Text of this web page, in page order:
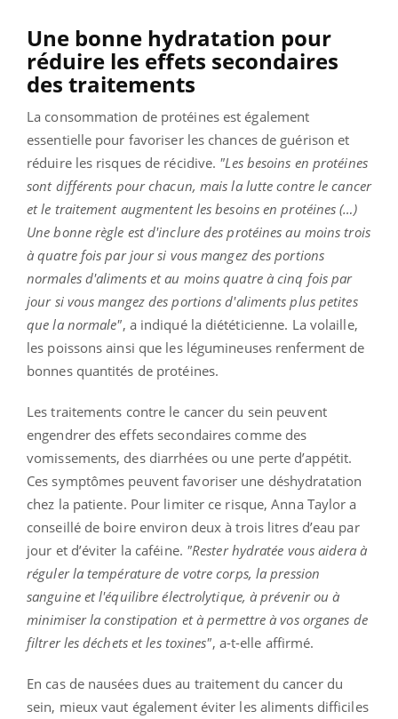
Une bonne hydratation pour
réduire les effets secondaires
des traitements
La consommation de protéines est également
essentielle pour favoriser les chances de guérison et
réduire les risques de récidive. "Les besoins en protéines
sont différents pour chacun, mais la lutte contre le cancer
et le traitement augmentent les besoins en protéines (…)
Une bonne règle est d'inclure des protéines au moins trois
à quatre fois par jour si vous mangez des portions
normales d'aliments et au moins quatre à cinq fois par
jour si vous mangez des portions d'aliments plus petites
que la normale", a indiqué la diététicienne. La volaille,
les poissons ainsi que les légumineuses renferment de
bonnes quantités de protéines.
Les traitements contre le cancer du sein peuvent
engendrer des effets secondaires comme des
vomissements, des diarrhées ou une perte d’appétit.
Ces symptômes peuvent favoriser une déshydratation
chez la patiente. Pour limiter ce risque, Anna Taylor a
conseillé de boire environ deux à trois litres d’eau par
jour et d’éviter la caféine. "Rester hydratée vous aidera à
réguler la température de votre corps, la pression
sanguine et l'équilibre électrolytique, à prévenir ou à
minimiser la constipation et à permettre à vos organes de
filtrer les déchets et les toxines", a-t-elle affirmé.
En cas de nausées dues au traitement du cancer du
sein, mieux vaut également éviter les aliments difficiles